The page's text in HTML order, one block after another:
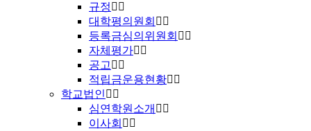
규정
대학평의원회
등록금심의위원회
자체평가
공고
적립금운용현황
학교법인
심연학원소개
이사회